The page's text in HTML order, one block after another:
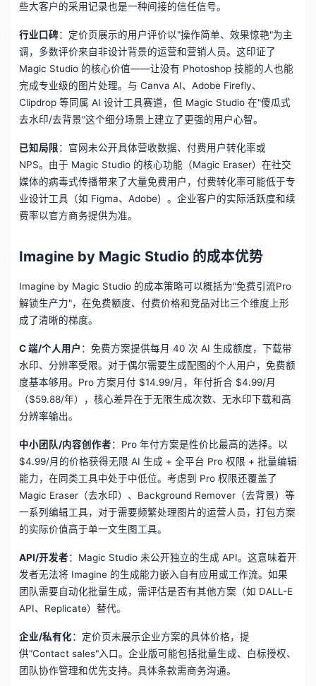
些大客户的采用记录也是一种间接的信任信号。
行业口碑：定价页展示的用户评价以"操作简单、效果惊艳"为主
调，多数评价来自非设计背景的运营和营销人员。这印证了
Magic Studio 的核心价值——让没有 Photoshop 技能的人也能
完成专业级的图片处理。与 Canva AI、Adobe Firefly、
Clipdrop 等同属 AI 设计工具赛道，但 Magic Studio 在"傻瓜式
去水印/去背景"这个细分场景上建立了更强的用户心智。
已知局限：官网未公开具体营收数据、付费用户转化率或
NPS。由于 Magic Studio 的核心功能（Magic Eraser）在社交
媒体的病毒式传播带来了大量免费用户，付费转化率可能低于专
业设计工具（如 Figma、Adobe）。企业客户的实际活跃度和续
费率以官方商务提供为准。
Imagine by Magic Studio 的成本优势
Imagine by Magic Studio 的成本策略可以概括为"免费引流Pro
解锁生产力"，在免费额度、付费价格和竞品对比三个维度上形
成了清晰的梯度。
C 端/个人用户 ：免费方案提供每月 40 次 AI 生成额度，下载带
水印、分辨率受限。对于偶尔需要生成配图的个人用户，免费额
度基本够用。Pro 方案月付 $14.99/月，年付折合 $4.99/月
（$59.88/年），核心差异在于无限生成次数、无水印下载和高
分辨率输出。
中小团队/内容创作者：Pro 年付方案是性价比最高的选择。以
$4.99/月的价格获得无限 AI 生成 + 全平台 Pro 权限 + 批量编辑
能力，在同类工具中处于中低位。考虑到 Pro 权限还覆盖了
Magic Eraser（去水印）、Background Remover（去背景）等
一系列编辑工具，对于需要频繁处理图片的运营人员，打包方案
的实际价值高于单一文生图工具。
API/开发者：Magic Studio 未公开独立的生成 API。这意味着开
发者无法将 Imagine 的生成能力嵌入自有应用或工作流。如果
团队需要自动化批量生成，需评估是否有其他方案（如 DALL-E
API、Replicate）替代。
企业/私有化：定价页未展示企业方案的具体价格，提
供"Contact sales"入口。企业版可能包括批量生成、白标授权、
团队协作管理和优先支持。具体条款需商务沟通。